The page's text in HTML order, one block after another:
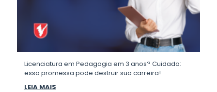
Licenciatura em Pedagogia em 3 anos? Cuidado:
essa promessa pode destruir sua carreira!
LEIA MAIS